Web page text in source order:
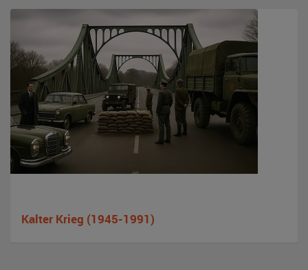
Kalter Krieg (1945-1991)